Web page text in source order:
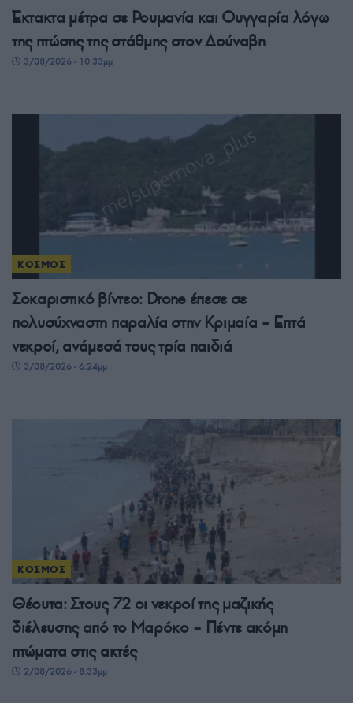
Έκτακτα μέτρα σε Ρουμανία και Ουγγαρία λόγω
της πτώσης της στάθμης στον Δούναβη
3/08/2026 - 10:33μμ
ΚΟΣΜΟΣ
Σοκαριστικό βίντεο: Drone έπεσε σε
πολυσύχναστη παραλία στην Κριμαία – Επτά
νεκροί, ανάμεσά τους τρία παιδιά
3/08/2026 - 6:24μμ
ΚΟΣΜΟΣ
Θέουτα: Στους 72 οι νεκροί της μαζικής
διέλευσης από το Μαρόκο – Πέντε ακόμη
πτώματα στις ακτές
2/08/2026 - 8:33μμ